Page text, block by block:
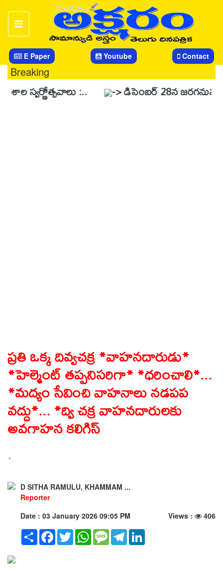
E Paper Youtube Contact
Breaking
:.. -> డిసెంబర్ 28న జరగనున్న
ప్రతి ఒక్క దివ్వచక్ర *వాహనదారుడు*
*హెల్మెంట్ తప్పనిసరిగా* *ధరించాలి*...
*మద్యం సేవించి వాహనాలు నడపప
వద్దు*... *ద్వి చక్ర వాహనదారులకు
అవగాహన కలిగిస్
.
D SITHA RAMULU, KHAMMAM ...
Reporter
Date : 03 January 2026 09:05 PM
Views :
406
Share Facebook
TwitterWhatsAppMessageTelegram